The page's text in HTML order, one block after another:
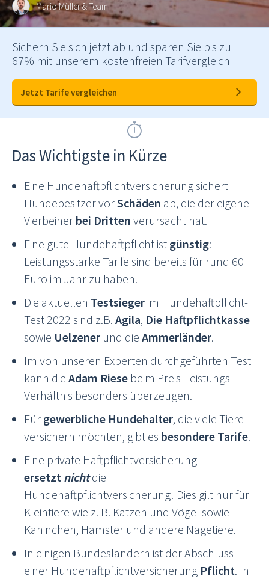
Mario Müller& Team
Sichern Sie sich jetzt ab und sparen Sie bis zu
67% mit unserem kostenfreien Tarifvergleich
Jetzt Tarife vergleichen
Das Wichtigste in Kürze
Eine Hundehaftpflichtversicherung sichert
Hundebesitzer vorSchäden ab, die der eigene
Vierbeiner bei Dritten verursacht hat.
Eine gute Hundehaftpflicht ist günstig:
Leistungsstarke Tarife sind bereits für rund 60
Euro im Jahr zu haben.
Die aktuellen Testsieger im Hundehaftpflicht-
Test 2022 sind z.B. Agila, Die Haftpflichtkasse
sowie Uelzener und die Ammerländer.
Im von unseren Experten durchgeführten Test
kann die Adam Riese beim Preis-Leistungs-
Verhältnis besonders überzeugen.
Für gewerbliche Hundehalter, die viele Tiere
versichern möchten, gibt es besondere Tarife.
Eine private Haftpflichtversicherung
ersetzt nichtdie
Hundehaftpflichtversicherung! Dies gilt nur für
Kleintiere wie z. B. Katzen und Vögel sowie
Kaninchen, Hamster und andere Nagetiere.
In einigen Bundesländern ist der Abschluss
einer Hundehaftpflichtversicherung Pflicht. In